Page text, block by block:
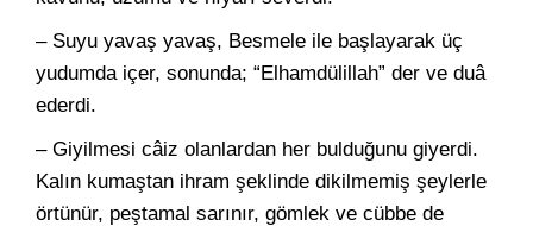
– Suyu yavaş yavaş, Besmele ile başlayarak üç
yudumda içer, sonunda; “Elhamdülillah” der ve duâ
ederdi.
– Giyilmesi câiz olanlardan her bulduğunu giyerdi.
Kalın kumaştan ihram şeklinde dikilmemiş şeylerle
örtünür, peştamal sarınır, gömlek ve cübbe de